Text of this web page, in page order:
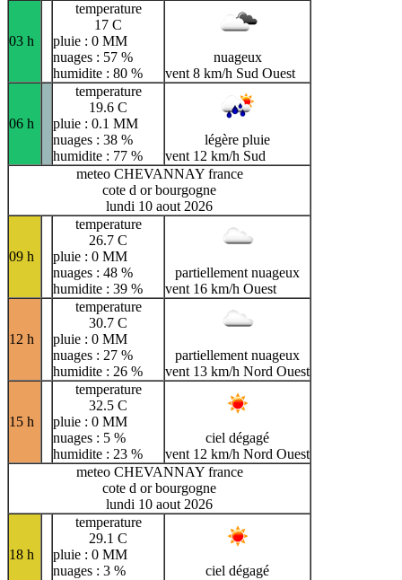
03 h
temperature
17 C
pluie : 0 MM
nuages : 57 %
humidite : 80 %
nuageux
vent 8 km/h Sud Ouest
06 h
temperature
19.6 C
pluie : 0.1 MM
nuages : 38 %
humidite : 77 %
légère pluie
vent 12 km/h Sud
meteo CHEVANNAY france
cote d or bourgogne
lundi 10 aout 2026
09 h
temperature
26.7 C
pluie : 0 MM
nuages : 48 %
humidite : 39 %
partiellement nuageux
vent 16 km/h Ouest
12 h
temperature
30.7 C
pluie : 0 MM
nuages : 27 %
humidite : 26 %
partiellement nuageux
vent 13 km/h Nord Ouest
15 h
temperature
32.5 C
pluie : 0 MM
nuages : 5 %
humidite : 23 %
ciel dégagé
vent 12 km/h Nord Ouest
meteo CHEVANNAY france
cote d or bourgogne
lundi 10 aout 2026
18 h
temperature
29.1 C
pluie : 0 MM
nuages : 3 %
ciel dégagé